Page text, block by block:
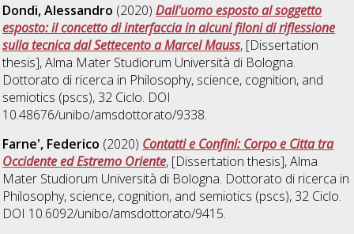
Dondi, Alessandro (2020)Dall'uomo esposto al soggetto
esposto: il concetto di interfaccia in alcuni filoni di riflessione
sulla tecnica dal Settecento a Marcel Mauss, [Dissertation
thesis], Alma Mater Studiorum Università di Bologna.
Dottorato di ricerca in Philosophy, science, cognition, and
semiotics (pscs), 32 Ciclo. DOI
10.48676/unibo/amsdottorato/9338.
Farne', Federico (2020) Contatti e Confini: Corpo e Citta tra
Occidente ed Estremo Oriente, [Dissertation thesis], Alma
Mater Studiorum Università di Bologna. Dottorato di ricerca in
Philosophy, science, cognition, and semiotics (pscs), 32 Ciclo.
DOI 10.6092/unibo/amsdottorato/9415.